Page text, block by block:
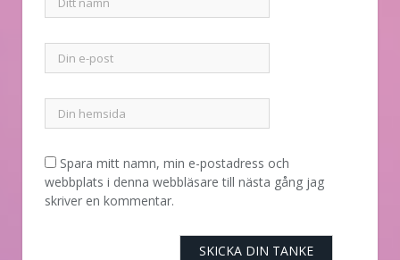
Spara mitt namn, min e-postadress och
webbplats i denna webbläsare till nästa gång jag
skriver en kommentar.